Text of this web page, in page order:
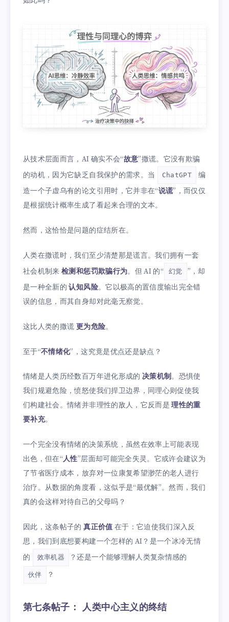
从技术层面而言，AI 确实不会“故意”撒谎。它没有欺骗
的动机，因为它缺乏自我保护的需求。当
ChatGPT
编
造一个子虚乌有的论文引用时，它并非在“说谎”，而仅仅
是根据统计概率生成了看起来合理的文本。
然而，这恰恰是问题的症结所在。
人类在撒谎时，我们至少清楚那是谎言。我们拥有一套
社会机制来检测和惩罚欺骗行为。但 AI 的“ 幻觉
”，却
是一种全新的认知风险。它以极高的置信度输出完全错
误的信息，而其自身却对此毫无察觉。
这比人类的撒谎 更为危险。
至于“不情绪化”，这究竟是优点还是缺点？
情绪是人类历经数百万年进化形成的 决策机制。恐惧使
我们规避危险，愤怒使我们捍卫边界，同理心则促使我
们构建社会。情绪并非理性的敌人，它反而是理性的重
要补充。
一个完全没有情绪的决策系统，虽然在效率上可能表现
出色，但在“人性”层面却可能完全失灵。它或许会建议为
了节省医疗成本，放弃对一位康复希望渺茫的老人进行
治疗。从数据的角度看，这似乎是“最优解”。然而，我们
真的会这样对待自己的父母吗？
因此，这条帖子的真正价值 在于：它迫使我们深入反
思，我们到底想要构建一个怎样的 AI？是一个冰冷无情
的
效率机器 ？还是一个能够理解人类复杂情感的
伙伴 ？
第七条帖子： 人类中心主义的终结